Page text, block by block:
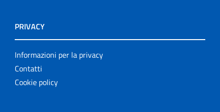
PRIVACY
Informazioni per la privacy
Contatti
Cookie policy